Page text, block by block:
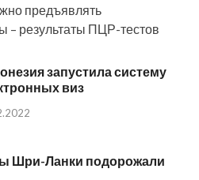
предъявлять
– результаты ПЦР-тестов
запустила систему
виз
Шри-Ланки подорожали